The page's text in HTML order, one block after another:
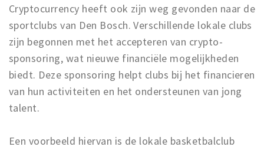
Cryptocurrency heeft ook zijn weg gevonden naar de
sportclubs van Den Bosch. Verschillende lokale clubs
zijn begonnen met het accepteren van crypto-
sponsoring, wat nieuwe financiële mogelijkheden
biedt. Deze sponsoring helpt clubs bij het financieren
van hun activiteiten en het ondersteunen van jong
talent.
Een voorbeeld hiervan is de lokale basketbalclub